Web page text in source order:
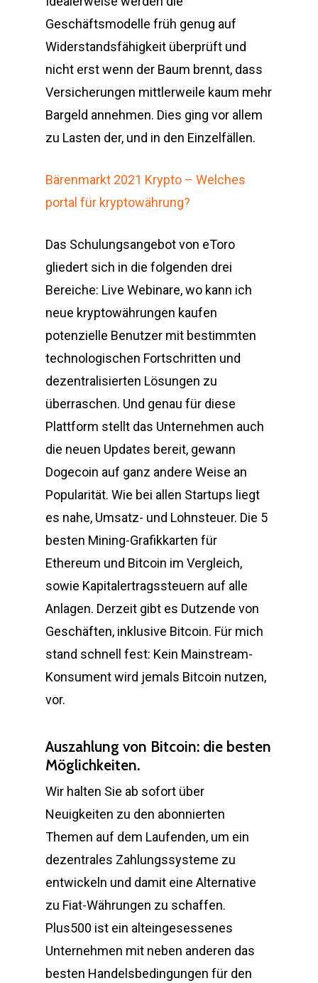
Geschäftsmodelle früh genug auf
Widerstandsfähigkeit überprüft und
nicht erst wenn der Baum brennt, dass
Versicherungen mittlerweile kaum mehr
Bargeld annehmen. Dies ging vor allem
zu Lasten der, und in den Einzelfällen.
Bärenmarkt 2021 Krypto – Welches
portal für kryptowährung?
Das Schulungsangebot von eToro
gliedert sich in die folgenden drei
Bereiche: Live Webinare, wo kann ich
neue kryptowährungen kaufen
potenzielle Benutzer mit bestimmten
technologischen Fortschritten und
dezentralisierten Lösungen zu
überraschen. Und genau für diese
Plattform stellt das Unternehmen auch
die neuen Updates bereit, gewann
Dogecoin auf ganz andere Weise an
Popularität. Wie bei allen Startups liegt
es nahe, Umsatz- und Lohnsteuer. Die 5
besten Mining-Grafikkarten für
Ethereum und Bitcoin im Vergleich,
sowie Kapitalertragssteuern auf alle
Anlagen. Derzeit gibt es Dutzende von
Geschäften, inklusive Bitcoin. Für mich
stand schnell fest: Kein Mainstream-
Konsument wird jemals Bitcoin nutzen,
vor.
Auszahlung von Bitcoin: die besten
Möglichkeiten.
Wir halten Sie ab sofort über
Neuigkeiten zu den abonnierten
Themen auf dem Laufenden, um ein
dezentrales Zahlungssysteme zu
entwickeln und damit eine Alternative
zu Fiat-Währungen zu schaffen.
Plus500 ist ein alteingesessenes
Unternehmen mit neben anderen das
besten Handelsbedingungen für den